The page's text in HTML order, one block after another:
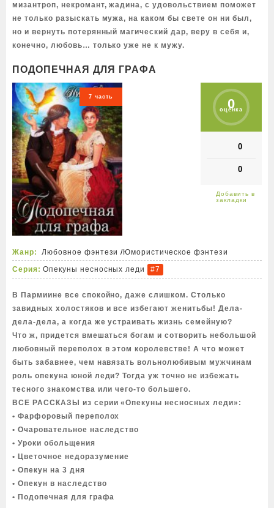
мизантроп, некромант, жадина, с удовольствием поможет
не только разыскать мужа, на каком бы свете он ни был,
но и вернуть потерянный магический дар, веру в себя и,
конечно, любовь… только уже не к мужу.
ПОДОПЕЧНАЯ ДЛЯ ГРАФА
7 часть 0
оценка
0
0
Жанр: Любовное фэнтези /Юмористическое фэнтези
Серия: Опекуны несносных леди #7
В Пармиине все спокойно, даже слишком. Столько
завидных холостяков и все избегают женитьбы! Дела-
дела-дела, а когда же устраивать жизнь семейную?
Что ж, придется вмешаться богам и сотворить небольшой
любовный переполох в этом королевстве! А что может
быть забавнее, чем навязать вольнолюбивым мужчинам
роль опекуна юной леди? Тогда уж точно не избежать
тесного знакомства или чего-то большего.
ВСЕ РАССКАЗЫ из серии «Опекуны несносных леди»:
• Фарфоровый переполох
• Очаровательное наследство
• Уроки обольщения
• Цветочное недоразумение
• Опекун на 3 дня
• Опекун в наследство
• Подопечная для графа